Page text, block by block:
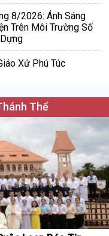
8/2026: Ánh Sáng
Trên Môi Trường Số
Xứ Phú Túc
Thể